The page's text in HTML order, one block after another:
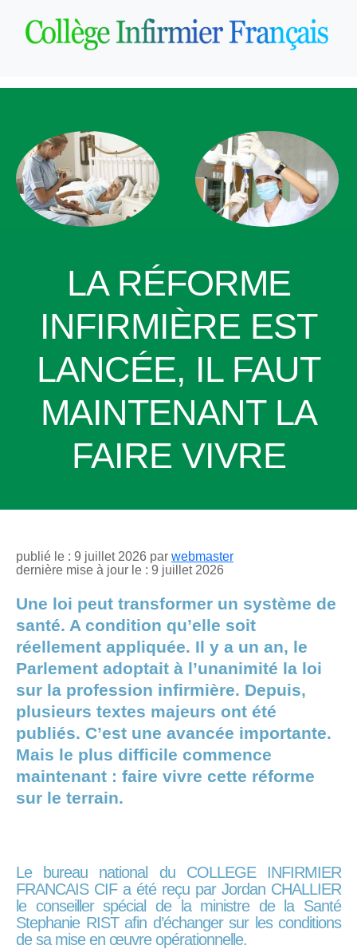
LA RÉFORME
INFIRMIÈRE EST
LANCÉE, IL FAUT
MAINTENANT LA
FAIRE VIVRE
publié le : 9 juillet 2026 par webmaster
dernière mise à jour le : 9 juillet 2026
Une loi peut transformer un système de
santé. A condition qu’elle soit
réellement appliquée. Il y a un an, le
Parlement adoptait à l’unanimité la loi
sur la profession infirmière. Depuis,
plusieurs textes majeurs ont été
publiés. C’est une avancée importante.
Mais le plus difficile commence
maintenant : faire vivre cette réforme
sur le terrain.
Le bureau national du COLLEGE INFIRMIER
FRANCAIS CIF a été reçu par Jordan CHALLIER
le conseiller spécial de la ministre de la Santé
Stephanie RIST afin d’échanger sur les conditions
de sa mise en œuvre opérationnelle.